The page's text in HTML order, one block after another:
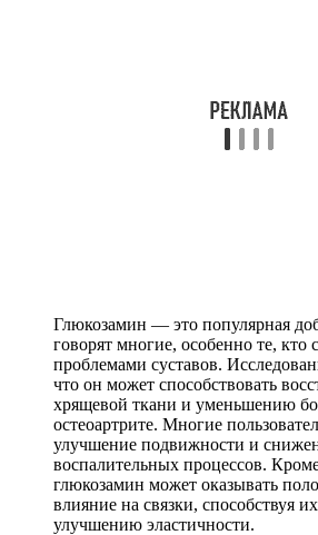
Глюкозамин — это популярная
говорят многие, особенно те, кто
проблемами суставов.
что он может способствовать
хрящевой ткани и уменьшению
остеоартрите. Многие
улучшение подвижности и
воспалительных процессов.
глюкозамин может оказывать
влияние на связки, способствуя
улучшению эластичности.